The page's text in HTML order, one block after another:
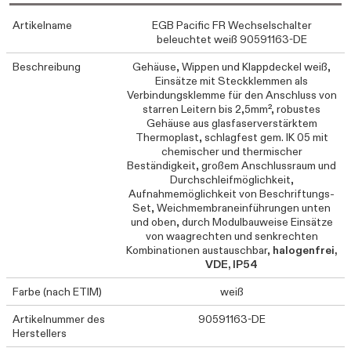
Artikelname
EGB Pacific FR Wechselschalter
beleuchtet weiß 90591163-DE
Beschreibung
Gehäuse, Wippen und Klappdeckel weiß,
Einsätze mit Steckklemmen als
Verbindungsklemme für den Anschluss von
starren Leitern bis 2,5mm², robustes
Gehäuse aus glasfaserverstärktem
Thermoplast, schlagfest gem. IK 05 mit
chemischer und thermischer
Beständigkeit, großem Anschlussraum und
Durchschleifmöglichkeit,
Aufnahmemöglichkeit von Beschriftungs-
Set, Weichmembraneinführungen unten
und oben, durch Modulbauweise Einsätze
von waagrechten und senkrechten
Kombinationen austauschbar, halogenfrei,
VDE, IP54
Farbe (nach ETIM)
weiß
Artikelnummer des
Herstellers
90591163-DE